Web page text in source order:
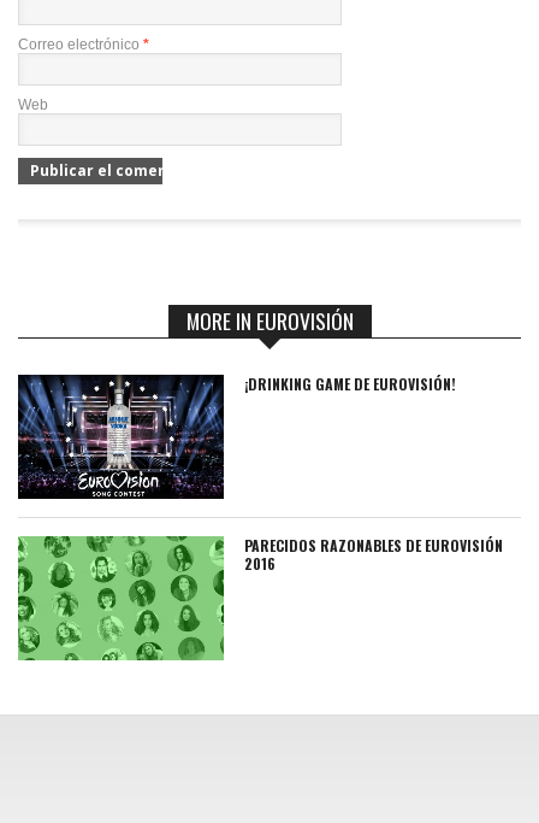
Correo electrónico *
Web
MORE IN EUROVISIÓN
¡DRINKING GAME DE EUROVISIÓN!
PARECIDOS RAZONABLES DE EUROVISIÓN
2016